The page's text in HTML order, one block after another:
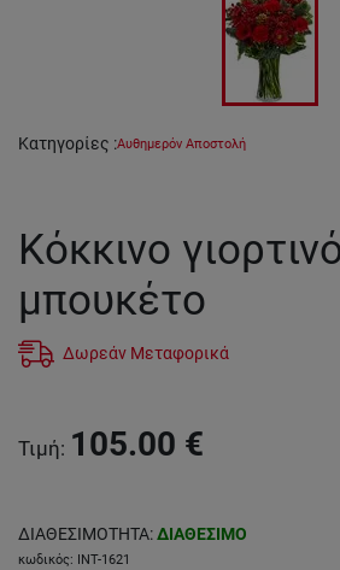
Κατηγορίες :Αυθημερόν Αποστολή
Κόκκινο
μπουκέτο
Δωρεάν Μεταφορικά
Τιμή: 105.00 €
ΔΙΑΘΕΣΙΜΟΤΗΤΑ:ΔΙΑΘΕΣΙΜΟ
κωδικός: INT-1621